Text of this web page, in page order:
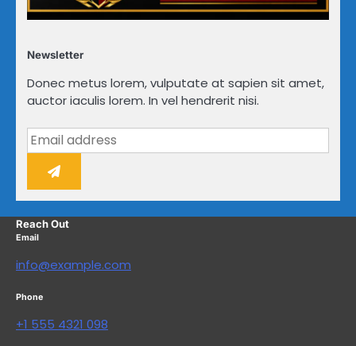
Newsletter
Donec metus lorem, vulputate at sapien sit amet,
auctor iaculis lorem. In vel hendrerit nisi.
Reach Out
Email
info@example.com
Phone
+1 555 4321 098